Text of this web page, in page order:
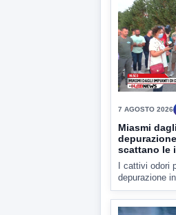
7 AGOSTO 2026
Miasmi
scattano le
I cattivi odori
depurazione